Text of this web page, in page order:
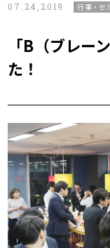
07.24,2019 行事・セ
「B（ブレー
た！